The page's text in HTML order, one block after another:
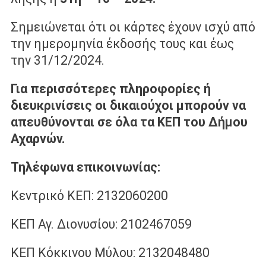
Σημειώνεται ότι οι κάρτες έχουν ισχύ από
την ημερομηνία έκδοσής τους και έως
την 31/12/2024.
Για περισσότερες πληροφορίες ή
διευκρινίσεις οι δικαιούχοι μπορούν να
απευθύνονται σε όλα τα ΚΕΠ του Δήμου
Αχαρνών.
Τηλέφωνα επικοινωνίας:
Κεντρικό ΚΕΠ: 2132060200
ΚΕΠ Αγ. Διονυσίου: 2102467059
ΚΕΠ Κόκκινου Μύλου: 2132048480